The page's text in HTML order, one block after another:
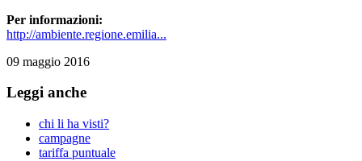
Per informazioni:
http://ambiente.regione.emilia...
09 maggio 2016
Leggi anche
chi li ha visti?
campagne
tariffa puntuale